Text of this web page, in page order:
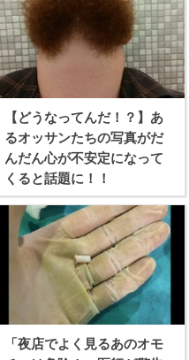
【どうなってんだ！？】あ
るオッサンたちの写真がだ
んだん心が不安定になって
くると話題に！！
「夜店でよく見るあのオモ